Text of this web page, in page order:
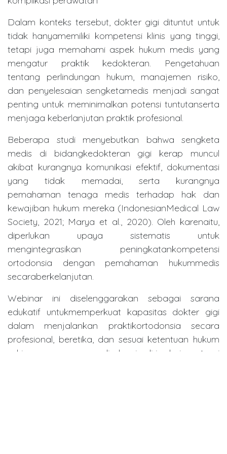
Dalam konteks tersebut, dokter gigi dituntut untuk
tidak hanyamemiliki kompetensi klinis yang tinggi,
tetapi juga memahami aspek hukum medis yang
mengatur praktik kedokteran. Pengetahuan
tentang perlindungan hukum, manajemen risiko,
dan penyelesaian sengketamedis menjadi sangat
penting untuk meminimalkan potensi tuntutanserta
menjaga keberlanjutan praktik profesional.
Beberapa studi menyebutkan bahwa sengketa
medis di bidangkedokteran gigi kerap muncul
akibat kurangnya komunikasi efektif, dokumentasi
yang tidak memadai, serta kurangnya
pemahaman tenaga medis terhadap hak dan
kewajiban hukum mereka (IndonesianMedical Law
Society, 2021; Marya et al., 2020). Oleh karenaitu,
diperlukan upaya sistematis untuk
mengintegrasikan peningkatankompetensi
ortodonsia dengan pemahaman hukummedis
secaraberkelanjutan.
Webinar ini diselenggarakan sebagai sarana
edukatif untukmemperkuat kapasitas dokter gigi
dalam menjalankan praktikortodonsia secara
profesional, beretika, dan sesuai ketentuan hukum
sehingga mampu melindungi diri dari potensi